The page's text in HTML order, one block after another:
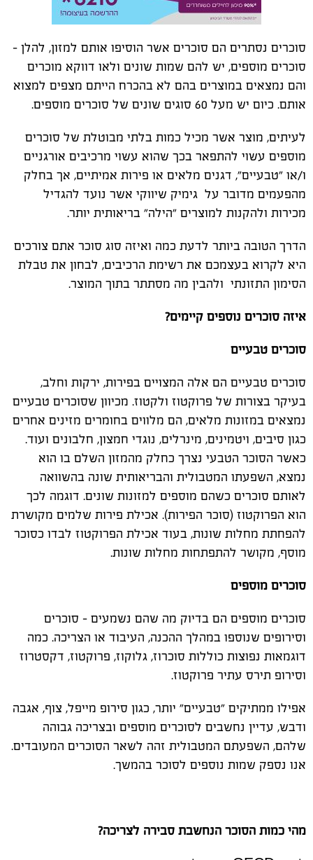
סוכרים נסתרים הם סוכרים אשר הוסיפו אותם למזון, להלן –
סוכרים מוספים, יש להם שמות שונים ולאו דווקא מוכרים
והם נמצאים במוצרים בהם לא בהכרח הייתם מצפים למצוא
אותם. כיום יש מעל 60 סוגים שונים של סוכרים מוספים.
לעיתים, מוצר אשר מכיל כמות בלתי מבוטלת של סוכרים
מוספים עשוי להתפאר בכך שהוא עשוי מרכיבים אורגניים
ו/או "טבעיים", דגנים מלאים או פירות אמיתיים, אך בחלק
מהפעמים מדובר על גימיק שיווקי אשר נועד להגדיל
מכירות ולהקנות למוצרים "הילה" בריאותית יותר.
הדרך הטובה ביותר לדעת כמה ואיזה סוג סוכר אתם צורכים
היא לקרוא בעצמכם את רשימת הרכיבים, לבחון את טבלת
הסימון התזונתי ולהבין מה מסתתר בתוך המוצר.
איזה סוכרים נוספים קיימים?
סוכרים טבעיים
סוכרים טבעיים הם אלה המצויים בפירות, ירקות וחלב,
בעיקר בצורות של פרוקטוז ולקטוז. מכיוון שסוכרים טבעיים
נמצאים במזונות מלאים, הם מלווים בחומרים מזינים אחרים
כגון סיבים, ויטמינים, מינרלים, נוגדי חמצון, חלבונים ועוד.
כאשר הסוכר הטבעי נצרך כחלק מהמזון השלם בו הוא
נמצא, השפעתו המטבולית והבריאותית שונה בהשוואה
לאותם סוכרים כשהם מוספים למזונות שונים. דוגמה לכך
הוא הפרוקטוז (סוכר הפירות). אכילת פירות שלמים מקושרת
להפחתת מחלות שונות, בעוד אכילת הפרוקטוז לבדו כסוכר
מוסף, מקושר להתפתחות מחלות שונות.
סוכרים מוספים
סוכרים מוספים הם בדיוק מה שהם נשמעים - סוכרים
וסירופים שנוספו במהלך ההכנה, העיבוד או הצריכה. כמה
דוגמאות נפוצות כוללות סוכרוז, גלוקוז, פרוקטוז, דקסטרוז
וסירופ תירס עתיר פרוקטוז.
אפילו ממתיקים "טבעיים" יותר, כגון סירופ מייפל, צוף, אגבה
ודבש, עדיין נחשבים לסוכרים מוספים ובצריכה גבוהה
שלהם, השפעתם המטבולית זהה לשאר הסוכרים המעובדים.
אנו נספק שמות נוספים לסוכר בהמשך.
מהי כמות הסוכר הנחשבת סבירה לצריכה?